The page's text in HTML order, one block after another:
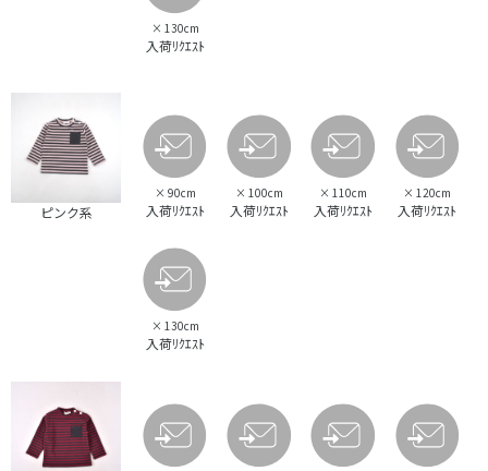
× 130cm
入荷ﾘｸｴｽﾄ
ピンク系
× 90cm
入荷ﾘｸｴｽﾄ
× 100cm
入荷ﾘｸｴｽﾄ
× 110cm
入荷ﾘｸｴｽﾄ
× 120cm
入荷ﾘｸｴｽﾄ
× 130cm
入荷ﾘｸｴｽﾄ